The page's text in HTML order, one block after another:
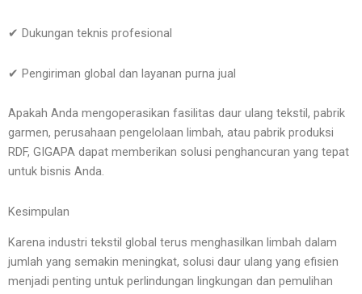
✔ Dukungan teknis profesional
✔ Pengiriman global dan layanan purna jual
Apakah Anda mengoperasikan fasilitas daur ulang tekstil, pabrik
garmen, perusahaan pengelolaan limbah, atau pabrik produksi
RDF, GIGAPA dapat memberikan solusi penghancuran yang tepat
untuk bisnis Anda.
Kesimpulan
Karena industri tekstil global terus menghasilkan limbah dalam
jumlah yang semakin meningkat, solusi daur ulang yang efisien
menjadi penting untuk perlindungan lingkungan dan pemulihan